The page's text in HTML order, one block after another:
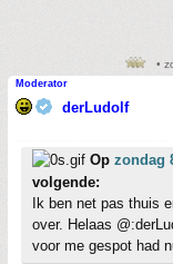
•
Moderator
derLudolf
Op zondag
volgende:
Ik ben net pas thuis
over. Helaas
voor me gespot had